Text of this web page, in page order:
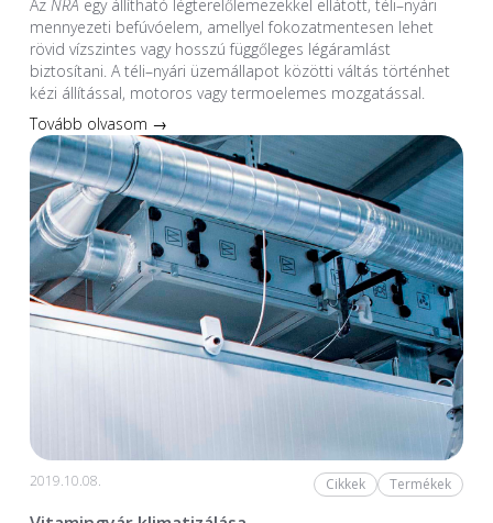
Az NRA egy állítható légterelőlemezekkel ellátott, téli–nyári
mennyezeti befúvóelem, amellyel fokozatmentesen lehet
rövid vízszintes vagy hosszú függőleges légáramlást
biztosítani. A téli–nyári üzemállapot közötti váltás történhet
kézi állítással, motoros vagy termoelemes mozgatással.
Tovább olvasom →
2019.10.08. Cikkek Termékek